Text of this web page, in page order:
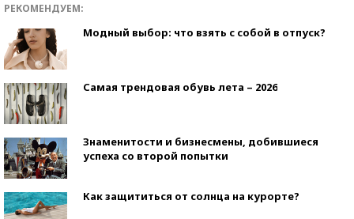
РЕКОМЕНДУЕМ:
Модный выбор: что взять с собой в отпуск?
Самая трендовая обувь лета – 2026
Знаменитости и бизнесмены, добившиеся
успеха со второй попытки
Как защититься от солнца на курорте?